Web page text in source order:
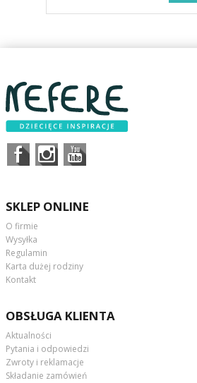
SKLEP ONLINE
O firmie
Wysyłka
Regulamin
Karta dużej rodziny
Kontakt
OBSŁUGA KLIENTA
Aktualności
Pytania i odpowiedzi
Zwroty i reklamacje
Składanie zamówień